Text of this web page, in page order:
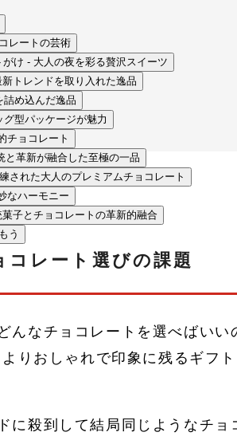
レートの芸術
け - 大人の夜を彩る贅沢スイーツ
トレンドを取り入れた逸品
詰め込んだ逸品
型パッケージが魅力
チョコレート
と革新が融合した至極の一品
れた大人のプレミアムチョコレート
なハーモニー
子とチョコレートの革新的融合
う
レート選びの課題
なチョコレートを選べばいい
りおしゃれで印象に残るギフ
に殺到して結局同じようなチ